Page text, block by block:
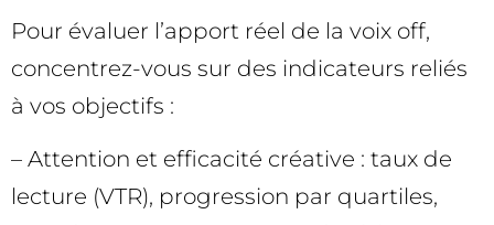
Pour évaluer l’apport réel de la voix off,
concentrez-vous sur des indicateurs reliés
à vos objectifs :
– Attention et efficacité créative : taux de
lecture (VTR), progression par quartiles,